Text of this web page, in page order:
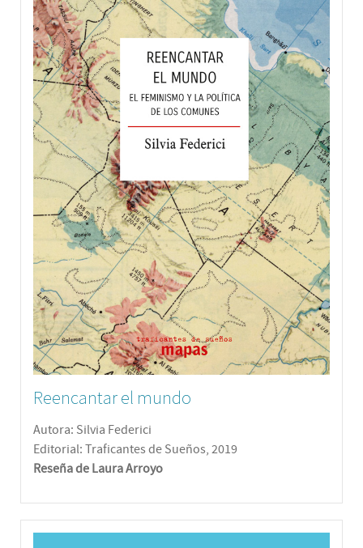
Reencantar el mundo
Autora: Silvia Federici
Editorial: Traficantes de Sueños, 2019
Reseña de Laura Arroyo